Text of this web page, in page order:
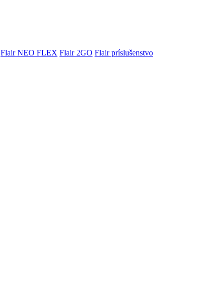
Flair NEO FLEX Flair 2GO Flair príslušenstvo